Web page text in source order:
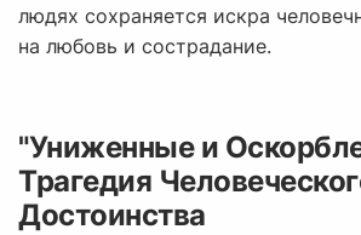
людях сохраняется искра
на любовь и сострадание.
"Униженные и
Трагедия
Достоинства